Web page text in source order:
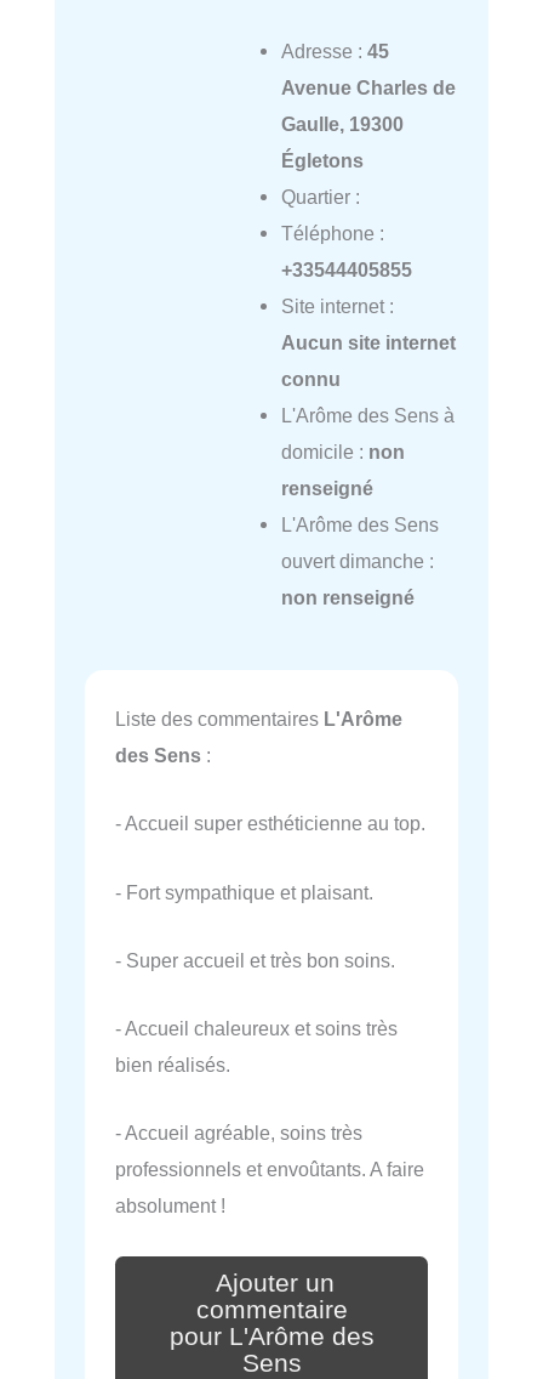
Adresse : 45
Avenue Charles de
Gaulle, 19300
Égletons
Quartier :
Téléphone :
+33544405855
Site internet :
Aucun site internet
connu
L'Arôme des Sens à
domicile : non
renseigné
L'Arôme des Sens
ouvert dimanche :
non renseigné
Liste des commentaires L'Arôme
des Sens :
- Accueil super esthéticienne au top.
- Fort sympathique et plaisant.
- Super accueil et très bon soins.
- Accueil chaleureux et soins très
bien réalisés.
- Accueil agréable, soins très
professionnels et envoûtants. A faire
absolument !
Ajouter un
commentaire
pour L'Arôme des
Sens